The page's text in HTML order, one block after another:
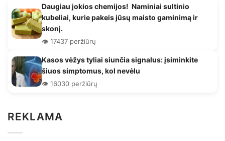
Daugiau jokios chemijos! Naminiai sultinio
kubeliai, kurie pakeis jūsų maisto gaminimą ir
skonį.
👁️ 17437 peržiūrų
Kasos vėžys tyliai siunčia signalus: įsiminkite
šiuos simptomus, kol nevėlu
👁️ 16030 peržiūrų
REKLAMA